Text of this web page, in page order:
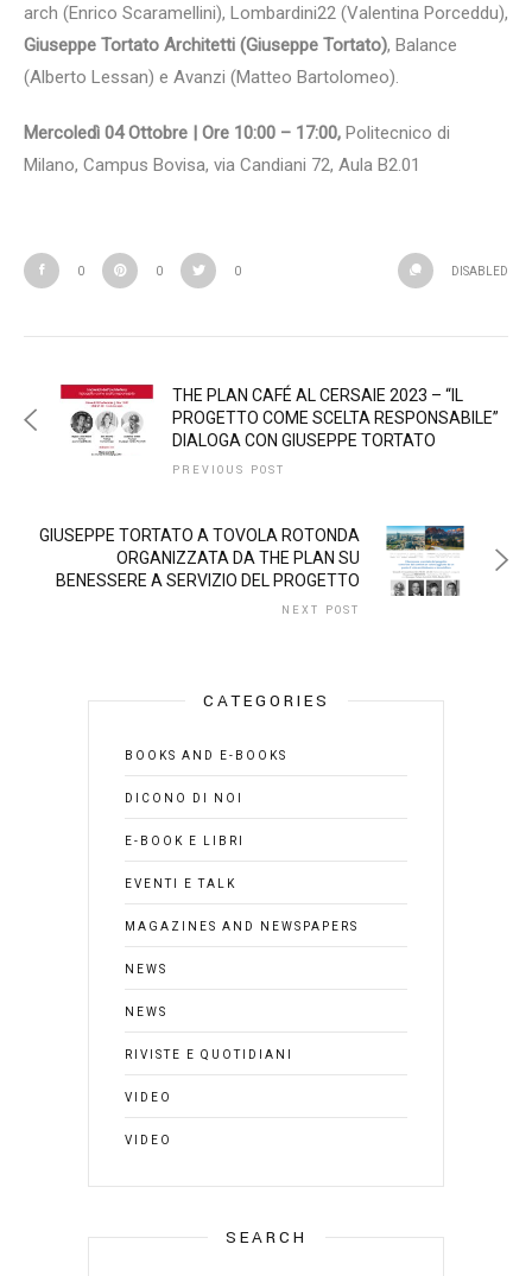
arch (Enrico Scaramellini), Lombardini22 (Valentina Porceddu),
Giuseppe Tortato Architetti (Giuseppe Tortato), Balance
(Alberto Lessan) e Avanzi (Matteo Bartolomeo).
Mercoledì 04 Ottobre | Ore 10:00 – 17:00, Politecnico di
Milano, Campus Bovisa, via Candiani 72, Aula B2.01
0 0 0 DISABLED
THE PLAN CAFÉ AL CERSAIE 2023 – “IL
PROGETTO COME SCELTA RESPONSABILE”
DIALOGA CON GIUSEPPE TORTATO
PREVIOUS POST
GIUSEPPE TORTATO A TOVOLA ROTONDA
ORGANIZZATA DA THE PLAN SU
BENESSERE A SERVIZIO DEL PROGETTO
NEXT POST
CATEGORIES
BOOKS AND E-BOOKS
DICONO DI NOI
E-BOOK E LIBRI
EVENTI E TALK
MAGAZINES AND NEWSPAPERS
NEWS
NEWS
RIVISTE E QUOTIDIANI
VIDEO
VIDEO
SEARCH